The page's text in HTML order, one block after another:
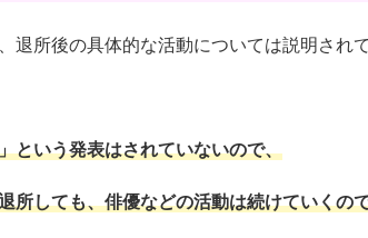
退所後の具体的な活動については説明されて
という発表はされていないので、
所しても、俳優などの活動は続けていくの